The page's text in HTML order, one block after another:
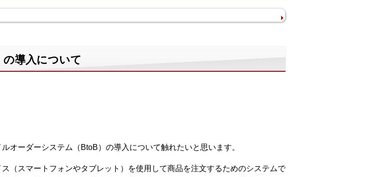
導入について
オーダーシステム（BtoB）の導入について触れたいと思います。
（スマートフォンやタブレット）を使用して商品を注文するためのシステムで